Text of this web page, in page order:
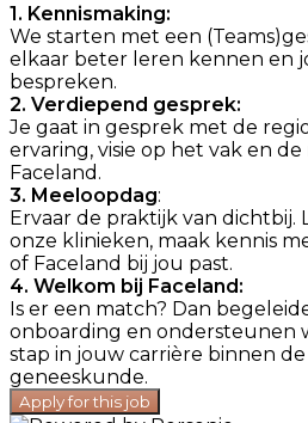
1. Kennismaking:
We starten met een
elkaar beter leren kennen en
bespreken.
2. Verdiepend gesprek:
Je gaat in gesprek met de
ervaring, visie op het vak en
Faceland.
3. Meeloopdag:
Ervaar de praktijk van dichtbij.
onze klinieken, maak kennis
of Faceland bij jou past.
4. Welkom bij Faceland:
Is er een match? Dan
onboarding en ondersteunen
stap in jouw carrière binnen
geneeskunde.
Apply for this job